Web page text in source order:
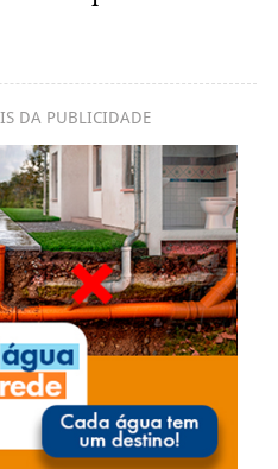
DA PUBLICIDADE